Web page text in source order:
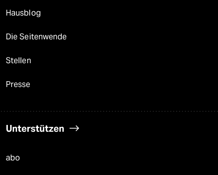
Hausblog
Die Seitenwende
Stellen
Presse
Unterstützen
abo